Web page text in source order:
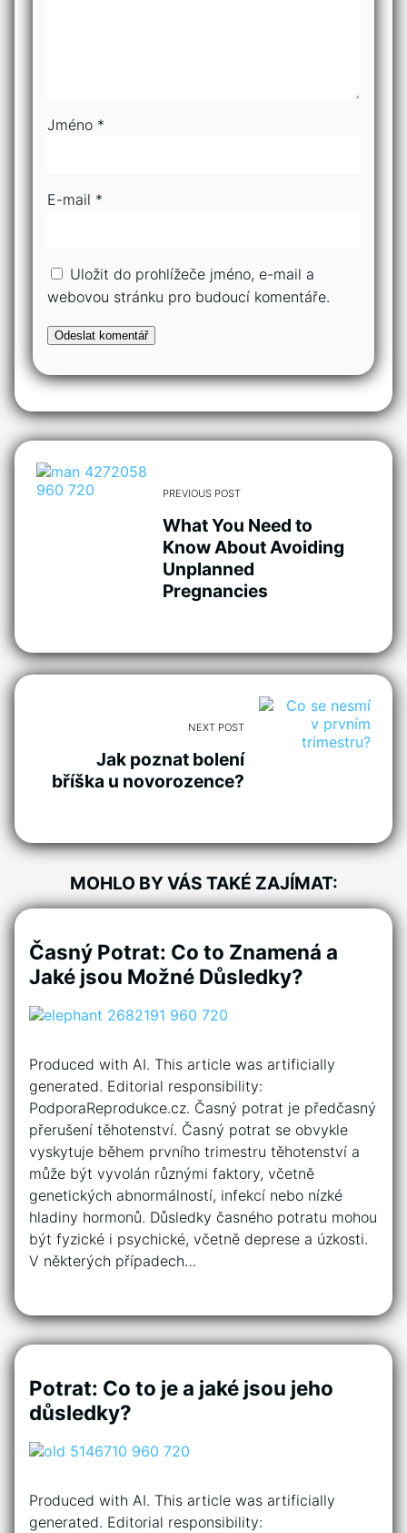
Jméno *
E-mail *
Uložit do prohlížeče jméno, e-mail a
webovou stránku pro budoucí komentáře.
PREVIOUS POST
What You Need to
Know About Avoiding
Unplanned
Pregnancies
NEXT POST
Jak poznat bolení
bříška u novorozence?
MOHLO BY VÁS TAKÉ ZAJÍMAT:
Časný Potrat: Co to Znamená a
Jaké jsou Možné Důsledky?
Produced with AI. This article was artificially
generated. Editorial responsibility:
PodporaReprodukce.cz. Časný potrat je předčasný
přerušení těhotenství. Časný potrat se obvykle
vyskytuje během prvního trimestru těhotenství a
může být vyvolán různými faktory, včetně
genetických abnormálností, infekcí nebo nízké
hladiny hormonů. Důsledky časného potratu mohou
být fyzické i psychické, včetně deprese a úzkosti.
V některých případech…
Potrat: Co to je a jaké jsou jeho
důsledky?
Produced with AI. This article was artificially
generated. Editorial responsibility: